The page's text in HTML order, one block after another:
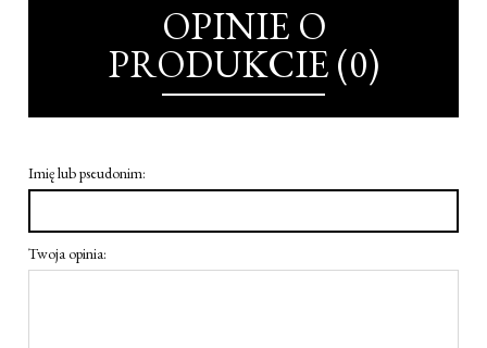
OPINIE O
PRODUKCIE (0)
Imię lub pseudonim:
Twoja opinia: